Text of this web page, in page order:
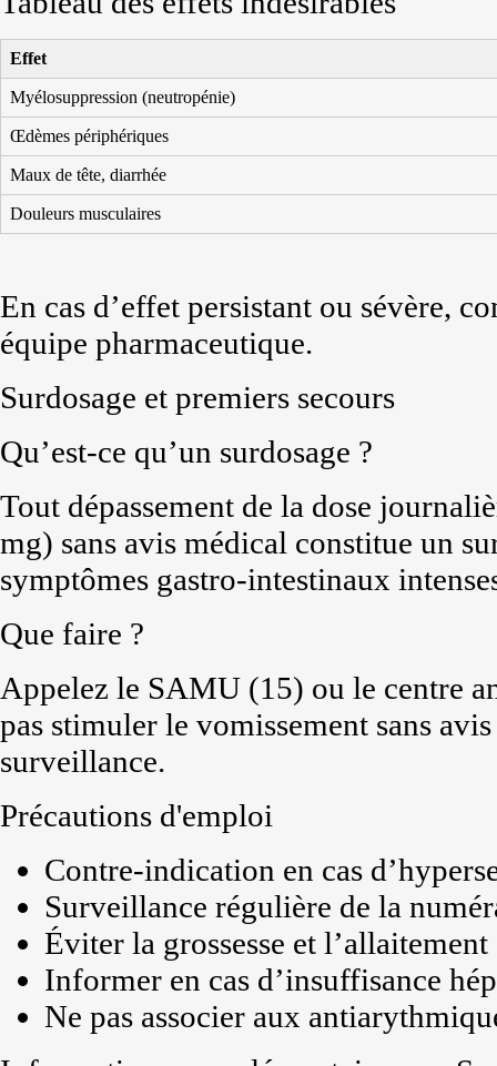
Effet
Myélosuppression (neutropénie)
Œdèmes périphériques
Maux de tête, diarrhée
Douleurs musculaires
En cas d’effet persistant ou sévère,
équipe pharmaceutique.
Surdosage et premiers secours
Qu’est-ce qu’un surdosage ?
Tout dépassement de la dose
mg) sans avis médical constitue un
symptômes gastro-intestinaux
Que faire ?
Appelez le SAMU (15) ou le centre
pas stimuler le vomissement sans
surveillance.
Précautions d'emploi
Contre-indication en cas
Surveillance régulière de la
Éviter la grossesse et
Informer en cas d’insuffisance
Ne pas associer aux